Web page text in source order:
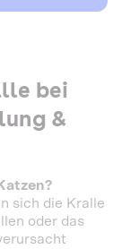
bei
&
sich die Kralle
oder das